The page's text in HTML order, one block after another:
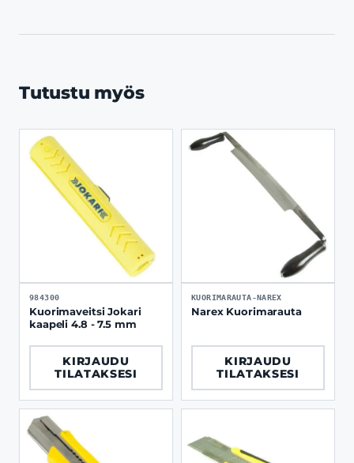
Tutustu myös
984300
Kuorimaveitsi Jokari
kaapeli 4.8 - 7.5 mm
KIRJAUDU
TILATAKSESI
KUORIMARAUTA-NAREX
Narex Kuorimarauta
KIRJAUDU
TILATAKSESI